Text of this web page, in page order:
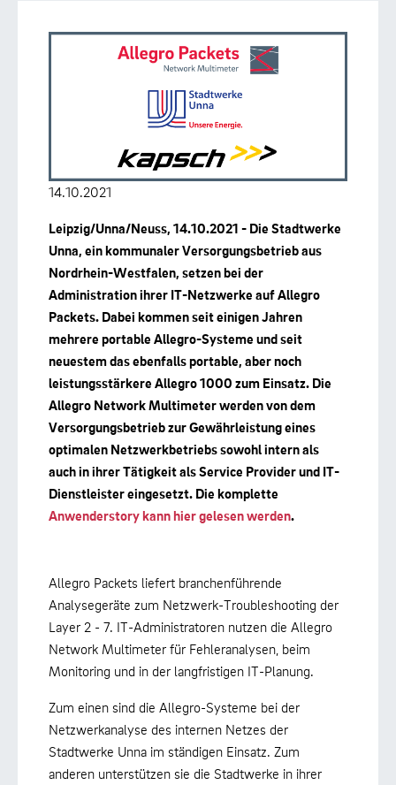
14.10.2021
Leipzig/Unna/Neuss, 14.10.2021 - Die Stadtwerke
Unna, ein kommunaler Versorgungsbetrieb aus
Nordrhein-Westfalen, setzen bei der
Administration ihrer IT-Netzwerke auf Allegro
Packets. Dabei kommen seit einigen Jahren
mehrere portable Allegro-Systeme und seit
neuestem das ebenfalls portable, aber noch
leistungsstärkere Allegro 1000 zum Einsatz. Die
Allegro Network Multimeter werden von dem
Versorgungsbetrieb zur Gewährleistung eines
optimalen Netzwerkbetriebs sowohl intern als
auch in ihrer Tätigkeit als Service Provider und IT-
Dienstleister eingesetzt. Die komplette
Anwenderstory kann hier gelesen werden.
Allegro Packets liefert branchenführende
Analysegeräte zum Netzwerk-Troubleshooting der
Layer 2 - 7. IT-Administratoren nutzen die Allegro
Network Multimeter für Fehleranalysen, beim
Monitoring und in der langfristigen IT-Planung.
Zum einen sind die Allegro-Systeme bei der
Netzwerkanalyse des internen Netzes der
Stadtwerke Unna im ständigen Einsatz. Zum
anderen unterstützen sie die Stadtwerke in ihrer